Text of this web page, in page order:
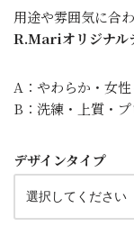
用途や雰囲気に合
R.Mariオリジナル
A：やわらか・女
B：洗練・上質・
デザインタイプ